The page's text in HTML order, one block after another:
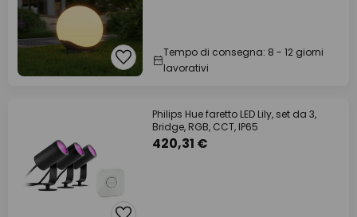
Tempo di consegna: 8 - 12 giorni
lavorativi
Philips Hue faretto LED Lily, set da 3,
Bridge, RGB, CCT, IP65
420,31 €